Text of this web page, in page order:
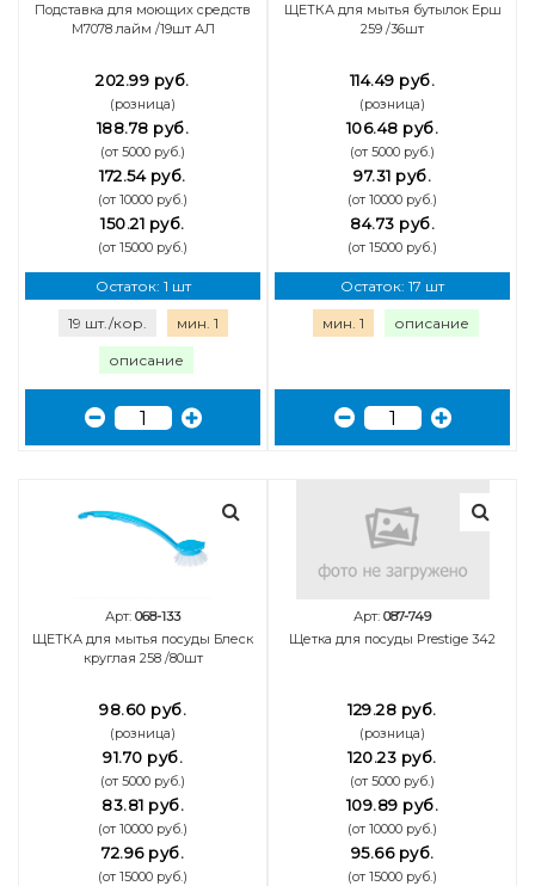
Подставка для моющих средств
М7078 лайм /19шт АЛ
202.99 руб.
(розница)
188.78 руб.
(от 5000 руб.)
172.54 руб.
(от 10000 руб.)
150.21 руб.
(от 15000 руб.)
Остаток: 1 шт
19 шт./кор. мин. 1
описание
ЩЕТКА для мытья бутылок Ерш
259 /36шт
114.49 руб.
(розница)
106.48 руб.
(от 5000 руб.)
97.31 руб.
(от 10000 руб.)
84.73 руб.
(от 15000 руб.)
Остаток: 17 шт
мин. 1 описание
Арт: 068-133
ЩЕТКА для мытья посуды Блеск
круглая 258 /80шт
98.60 руб.
(розница)
91.70 руб.
(от 5000 руб.)
83.81 руб.
(от 10000 руб.)
72.96 руб.
(от 15000 руб.)
Арт: 087-749
Щетка для посуды Prestige 342
129.28 руб.
(розница)
120.23 руб.
(от 5000 руб.)
109.89 руб.
(от 10000 руб.)
95.66 руб.
(от 15000 руб.)